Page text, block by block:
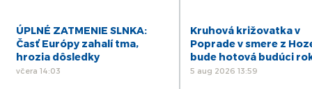
ÚPLNÉ ZATMENIE SLNKA:
Časť Európy zahalí tma,
hrozia dôsledky
včera 14:03
Kruhová križovatka v
Poprade v smere z
bude hotová budúci
5 aug 2026 13:59